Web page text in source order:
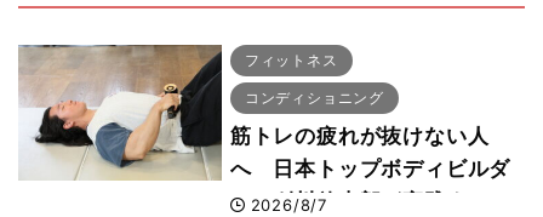
フィットネス
コンディショニング
筋トレの疲れが抜けない人
へ 日本トップボディビルダ
ー・刈川啓志郎が実践する
2026/8/7